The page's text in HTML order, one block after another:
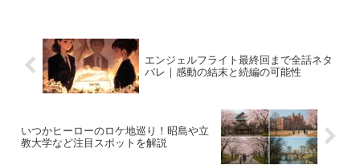
エンジェルフライト最終回まで全話ネタ
バレ｜感動の結末と続編の可能性
いつかヒーローのロケ地巡り！昭島や立
教大学など注目スポットを解説